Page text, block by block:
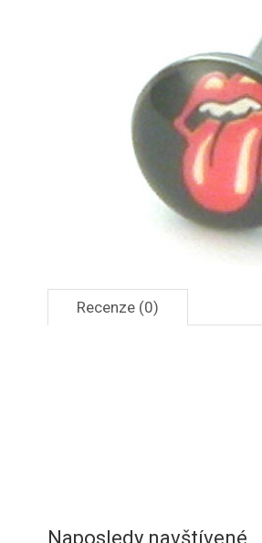
Recenze (0)
Naposledy navštívené